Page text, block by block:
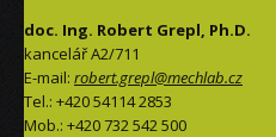
doc. Ing. Robert Grepl, Ph.D.
kancelář A2/711
E-mail: robert.grepl@mechlab.cz
Tel.: +420 54114 2853
Mob.: +420 732 542 500